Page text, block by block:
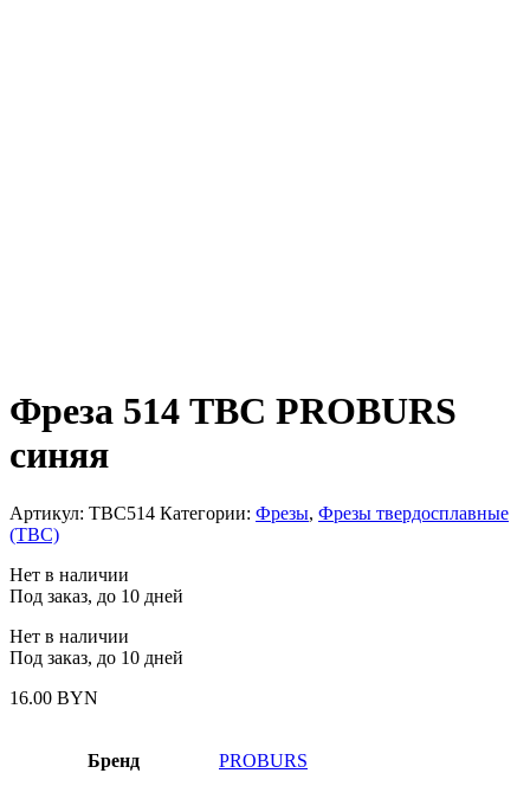
Фреза 514 ТВС PROBURS
синяя
Артикул: TBC514 Категории: Фрезы, Фрезы твердосплавные
(ТВС)
Нет в наличии
Под заказ, до 10 дней
Нет в наличии
Под заказ, до 10 дней
16.00 BYN
Бренд PROBURS